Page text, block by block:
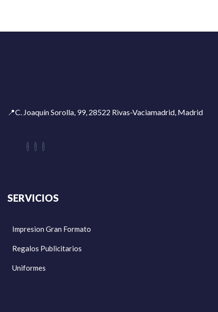
📍C. Joaquín Sorolla, 99, 28522 Rivas-Vaciamadrid, Madrid
SERVICIOS
Impresion Gran Formato
Regalos Publicitarios
Uniformes